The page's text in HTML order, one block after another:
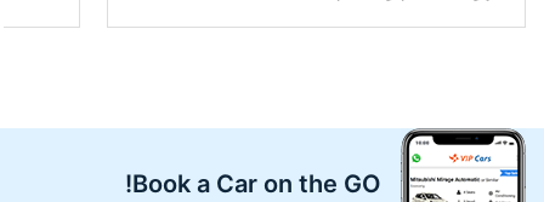
Book a Car on the GO!